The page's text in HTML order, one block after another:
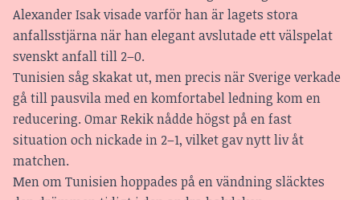
Alexander Isak visade varför han är lagets stora
anfallsstjärna när han elegant avslutade ett välspelat
svenskt anfall till 2–0.
Tunisien såg skakat ut, men precis när Sverige verkade
gå till pausvila med en komfortabel ledning kom en
reducering. Omar Rekik nådde högst på en fast
situation och nickade in 2–1, vilket gav nytt liv åt
matchen.
Men om Tunisien hoppades på en vändning släcktes